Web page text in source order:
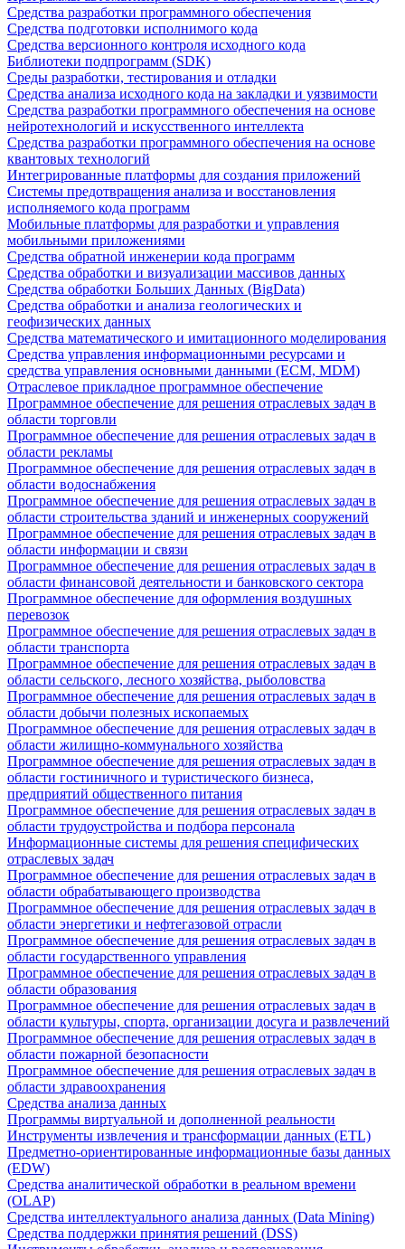
Средства разработки программного обеспечения
Средства подготовки исполнимого кода
Средства версионного контроля исходного кода
Библиотеки подпрограмм (SDK)
Среды разработки, тестирования и отладки
Средства анализа исходного кода на закладки и уязвимости
Средства разработки программного обеспечения на основе
нейротехнологий и искусственного интеллекта
Средства разработки программного обеспечения на основе
квантовых технологий
Интегрированные платформы для создания приложений
Системы предотвращения анализа и восстановления
исполняемого кода программ
Мобильные платформы для разработки и управления
мобильными приложениями
Средства обратной инженерии кода программ
Средства обработки и визуализации массивов данных
Средства обработки Больших Данных (BigData)
Средства обработки и анализа геологических и
геофизических данных
Средства математического и имитационного моделирования
Средства управления информационными ресурсами и
средства управления основными данными (ECM, MDM)
Отраслевое прикладное программное обеспечение
Программное обеспечение для решения отраслевых задач в
области торговли
Программное обеспечение для решения отраслевых задач в
области рекламы
Программное обеспечение для решения отраслевых задач в
области водоснабжения
Программное обеспечение для решения отраслевых задач в
области строительства зданий и инженерных сооружений
Программное обеспечение для решения отраслевых задач в
области информации и связи
Программное обеспечение для решения отраслевых задач в
области финансовой деятельности и банковского сектора
Программное обеспечение для оформления воздушных
перевозок
Программное обеспечение для решения отраслевых задач в
области транспорта
Программное обеспечение для решения отраслевых задач в
области сельского, лесного хозяйства, рыболовства
Программное обеспечение для решения отраслевых задач в
области добычи полезных ископаемых
Программное обеспечение для решения отраслевых задач в
области жилищно-коммунального хозяйства
Программное обеспечение для решения отраслевых задач в
области гостиничного и туристического бизнеса,
предприятий общественного питания
Программное обеспечение для решения отраслевых задач в
области трудоустройства и подбора персонала
Информационные системы для решения специфических
отраслевых задач
Программное обеспечение для решения отраслевых задач в
области обрабатывающего производства
Программное обеспечение для решения отраслевых задач в
области энергетики и нефтегазовой отрасли
Программное обеспечение для решения отраслевых задач в
области государственного управления
Программное обеспечение для решения отраслевых задач в
области образования
Программное обеспечение для решения отраслевых задач в
области культуры, спорта, организации досуга и развлечений
Программное обеспечение для решения отраслевых задач в
области пожарной безопасности
Программное обеспечение для решения отраслевых задач в
области здравоохранения
Средства анализа данных
Программы виртуальной и дополненной реальности
Инструменты извлечения и трансформации данных (ETL)
Предметно-ориентированные информационные базы данных
(EDW)
Средства аналитической обработки в реальном времени
(OLAP)
Средства интеллектуального анализа данных (Data Mining)
Средства поддержки принятия решений (DSS)